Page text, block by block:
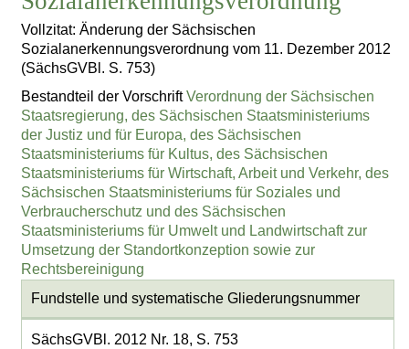
Vollzitat: Änderung der Sächsischen
Sozialanerkennungsverordnung vom 11. Dezember 2012
(SächsGVBl. S. 753)
Bestandteil der VorschriftVerordnung der Sächsischen
Staatsregierung, des Sächsischen Staatsministeriums
der Justiz und für Europa, des Sächsischen
Staatsministeriums für Kultus, des Sächsischen
Staatsministeriums für Wirtschaft, Arbeit und Verkehr, des
Sächsischen Staatsministeriums für Soziales und
Verbraucherschutz und des Sächsischen
Staatsministeriums für Umwelt und Landwirtschaft zur
Umsetzung der Standortkonzeption sowie zur
Rechtsbereinigung
Fundstelle und systematische Gliederungsnummer
SächsGVBl. 2012 Nr. 18, S. 753